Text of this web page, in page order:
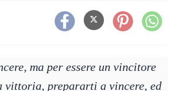
ma per essere un vincitore
vittoria, prepararti a vincere, ed